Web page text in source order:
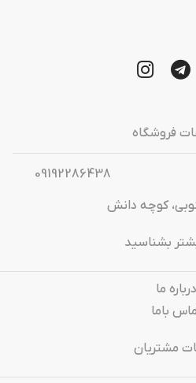
فروشگاه
09192286438
کوچه دانش
بشناسید
درباره‌ ما
باما
مشتریان